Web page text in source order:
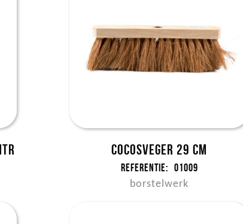
Cocosveger 29 cm
Referentie: 01009
borstelwerk